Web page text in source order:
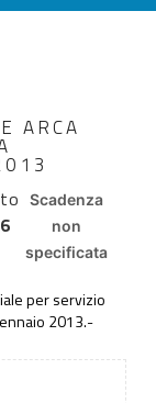
ARCA
Scadenza
non
specificata
per servizio
2013.-